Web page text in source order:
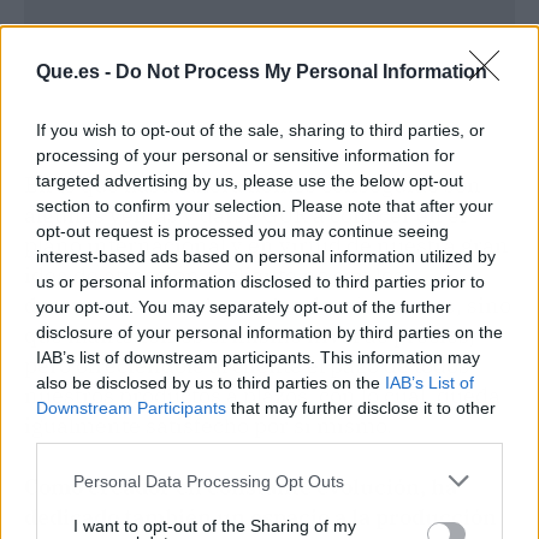
Que.es - Do Not Process My Personal Information
If you wish to opt-out of the sale, sharing to third parties, or
processing of your personal or sensitive information for
targeted advertising by us, please use the below opt-out
section to confirm your selection. Please note that after your
opt-out request is processed you may continue seeing
interest-based ads based on personal information utilized by
us or personal information disclosed to third parties prior to
your opt-out. You may separately opt-out of the further
disclosure of your personal information by third parties on the
IAB’s list of downstream participants. This information may
also be disclosed by us to third parties on the IAB’s List of
Downstream Participants that may further disclose it to other
Personal Data Processing Opt Outs
I want to opt-out of the Sharing of my
En lo que hasta ahora hemos conseguido son
algunas ventas y darse GUR a conocer en el
plano internacional y en virtud de nuestra gran
idea de atracción al cliente no son los
descuentos como hacen las demás marcas, sino
que mantenemos el mismo nivel de precios,
pero ofreciéndole al cliente el pago de todos
nuestros productos a plazos, con lo cual, queda
igualmente satisfecho por sí mismo.
Como creador en constante evolución, ha
dedicado también un espacio a la producción